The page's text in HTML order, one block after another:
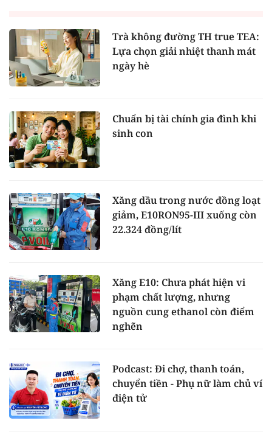
Trà không đường TH true TEA:
Lựa chọn giải nhiệt thanh mát
ngày hè
Chuẩn bị tài chính gia đình khi
sinh con
Xăng dầu trong nước đồng loạt
giảm, E10RON95-III xuống còn
22.324 đồng/lít
Xăng E10: Chưa phát hiện vi
phạm chất lượng, nhưng
nguồn cung ethanol còn điểm
nghẽn
Podcast: Đi chợ, thanh toán,
chuyển tiền - Phụ nữ làm chủ ví
điện tử